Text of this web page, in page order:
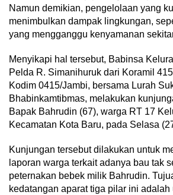
Namun demikian, pengelolaan yang
menimbulkan dampak lingkungan,
yang mengganggu kenyamanan
Menyikapi hal tersebut, Babinsa
Pelda R. Simanihuruk dari Koramil
Kodim 0415/Jambi, bersama Lurah
Bhabinkamtibmas, melakukan
Bapak Bahrudin (67), warga RT 17
Kecamatan Kota Baru, pada Selasa
Kunjungan tersebut dilakukan untuk
laporan warga terkait adanya bau tak
peternakan bebek milik Bahrudin.
kedatangan aparat tiga pilar ini adalah